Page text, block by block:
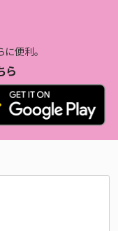
便利。
ら